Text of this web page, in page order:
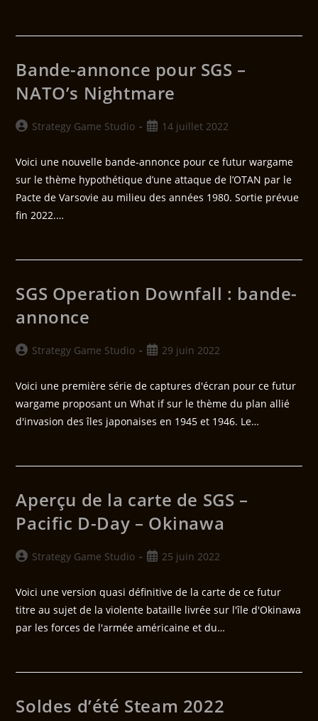
Bande-annonce pour SGS –
NATO’s Nightmare
Strategy Game Studio 14 juillet 2022
Voici une nouvelle bande-annonce pour ce futur wargame
sur le thème hypothétique d’une attaque de l’OTAN par le
Pacte de Varsovie au milieu des années 1980. Sortie prévue
fin 2022.…
SGS Operation Downfall : bande-
annonce
Strategy Game Studio 29 juin 2022
Voici une première série de captures d'écran pour ce futur
wargame proposant un What if sur le thème du plan allié
d'invasion des îles japonaises en 1945 et 1946. Le…
Aperçu de la carte de SGS –
Pacific D-Day – Okinawa
Strategy Game Studio 25 juin 2022
Voici une version quasi définitive de la carte de ce futur
titre au sujet de la violente bataille livrée sur l'île d'Okinawa
par les forces de l'armée américaine et du…
Soldes d’été Steam 2022